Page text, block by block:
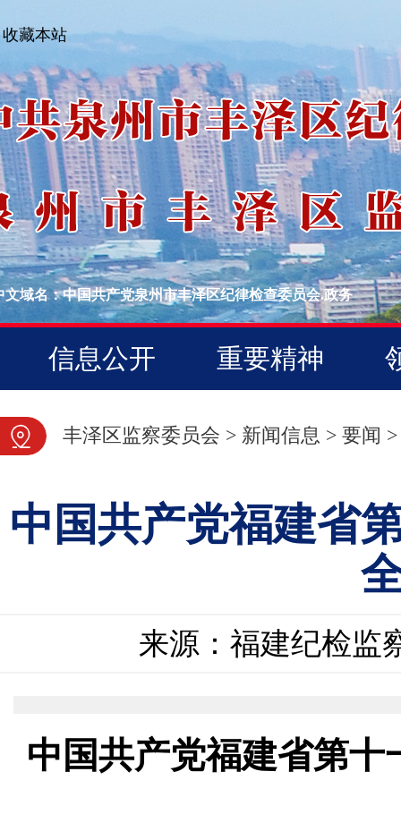
收藏本站
文域名：中国共产党泉州市丰泽区纪律检查委员会.政务
信息公开 重要精神
图片新闻
丰泽区监察委员会 > 新闻信息 > 要闻 >
中国共产党福建省
来源：福建纪检监
中国共产党福建省第